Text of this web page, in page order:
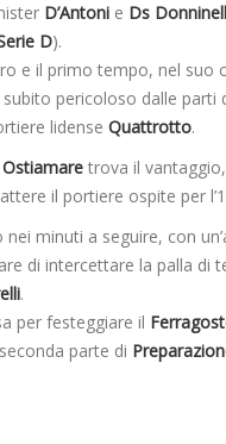
D’Antoni e Ds
D).
e il primo tempo, nel
subito pericoloso dalle parti
lidense Quattrotto.
Ostiamare trova il
il portiere ospite per
minuti a seguire, con
di intercettare la palla di
.
per festeggiare il
parte di